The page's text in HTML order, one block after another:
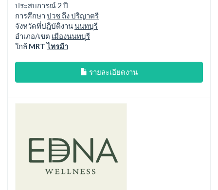
ประสบการณ์ 2 ปี
การศึกษา ปวช ถึง ปริญาตรี
จังหวัดที่ปฎิบัติงานนนทบุรี
อำเภอ/เขต เมืองนนทบุรี
ใกล้ MRTไทรม้า
รายละเอียดงาน